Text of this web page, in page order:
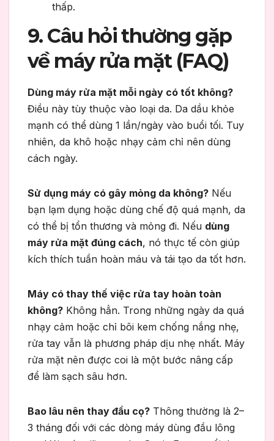
thấp.
9. Câu hỏi thường gặp
về máy rửa mặt (FAQ)
Dùng máy rửa mặt mỗi ngày có tốt không?
Điều này tùy thuộc vào loại da. Da dầu khỏe
mạnh có thể dùng 1 lần/ngày vào buổi tối. Tuy
nhiên, da khô hoặc nhạy cảm chỉ nên dùng
cách ngày.
Sử dụng máy có gây mỏng da không? Nếu
bạn lạm dụng hoặc dùng chế độ quá mạnh, da
có thể bị tổn thương và mỏng đi. Nếu dùng
máy rửa mặt đúng cách, nó thực tế còn giúp
kích thích tuần hoàn máu và tái tạo da tốt hơn.
Máy có thay thế việc rửa tay hoàn toàn
không? Không hẳn. Trong những ngày da quá
nhạy cảm hoặc chỉ bôi kem chống nắng nhẹ,
rửa tay vẫn là phương pháp dịu nhẹ nhất. Máy
rửa mặt nên được coi là một bước nâng cấp
để làm sạch sâu hơn.
Bao lâu nên thay đầu cọ? Thông thường là 2–
3 tháng đối với các dòng máy dùng đầu lông